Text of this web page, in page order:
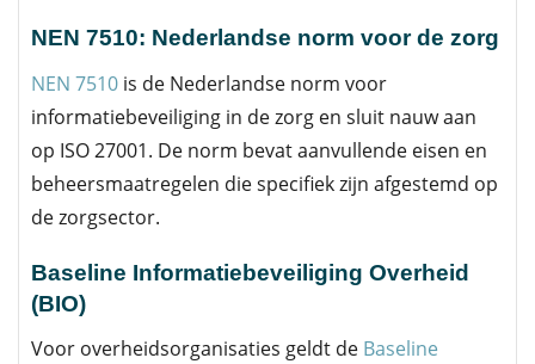
NEN 7510: Nederlandse norm voor de zorg
NEN 7510 is de Nederlandse norm voor
informatiebeveiliging in de zorg en sluit nauw aan
op ISO 27001. De norm bevat aanvullende eisen en
beheersmaatregelen die specifiek zijn afgestemd op
de zorgsector.
Baseline Informatiebeveiliging Overheid
(BIO)
Voor overheidsorganisaties geldt de Baseline